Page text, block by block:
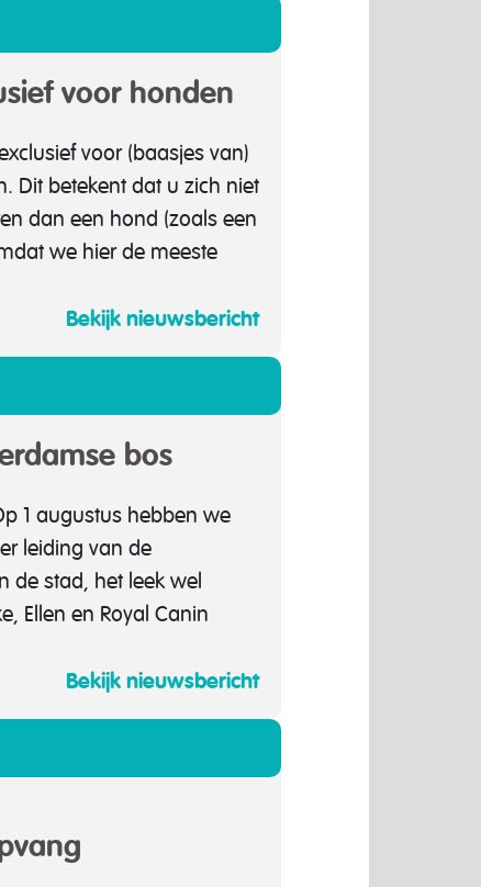
voor honden
voor (baasjes van)
Dit betekent dat u zich niet
dan een hond (zoals een
we hier de meeste
Bekijk nieuwsbericht
bos
1 augustus hebben we
leiding van de
de stad, het leek wel
Ellen en Royal Canin
Bekijk nieuwsbericht